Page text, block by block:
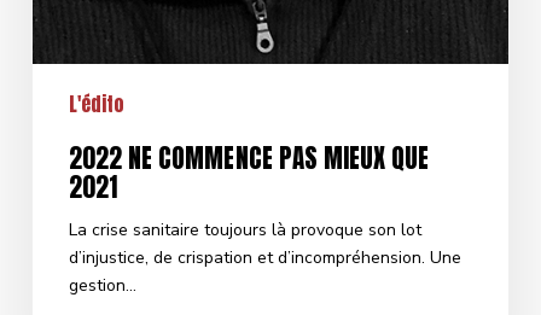
L'édito
2022 NE COMMENCE PAS MIEUX QUE
2021
La crise sanitaire toujours là provoque son lot
d’injustice, de crispation et d’incompréhension. Une
gestion…